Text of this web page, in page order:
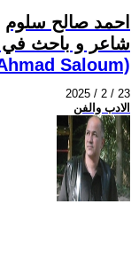
احمد صالح سلوم
شاعر و باحث في
Saloum)
2025 / 2 / 23
الادب والفن